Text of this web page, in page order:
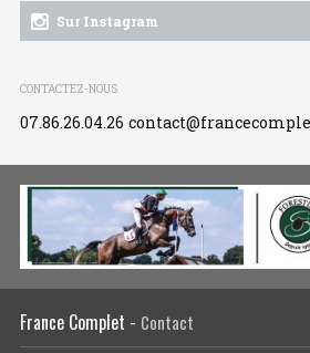
Sur Instagram
CONTACTEZ-NOUS
07.86.26.04.26
France Complet - Contact